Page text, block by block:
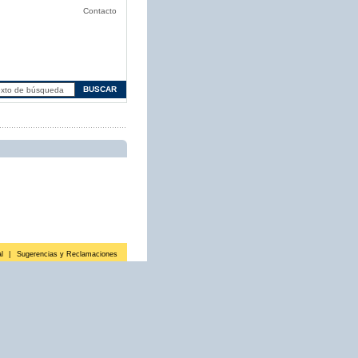
Contacto
Sugerencias y Reclamaciones